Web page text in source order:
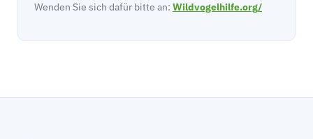
Wenden Sie sich dafür bitte an: Wildvogelhilfe.org/